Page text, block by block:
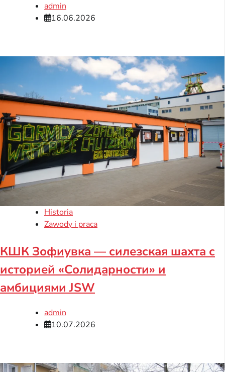
admin
16.06.2026
Historia
Zawody i praca
КШК Зофиувка — силезская шахта с
историей «Солидарности» и
амбициями JSW
admin
10.07.2026